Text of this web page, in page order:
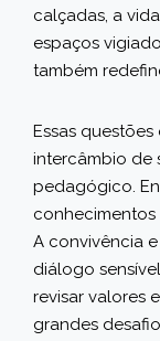
calçadas, a
espaços
também
Essas
intercâmbio de
pedagógico.
conhecimentos
A convivência
diálogo
revisar valores
grandes